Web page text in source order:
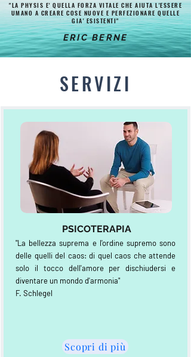
"LA PHYSIS E' QUELLA FORZA VITALE CHE AIUTA L'ESSERE
UMANO A CREARE COSE NUOVE E PERFEZIONARE QUELLE
GIA' ESISTENTI"
ERIC BERNE
SERVIZI
PSICOTERAPIA
"La bellezza suprema e l'ordine supremo sono
delle quelli del caos: di quel caos che attende
solo il tocco dell'amore per dischiudersi e
diventare un mondo d'armonia"
F. Schlegel
Scopri di più